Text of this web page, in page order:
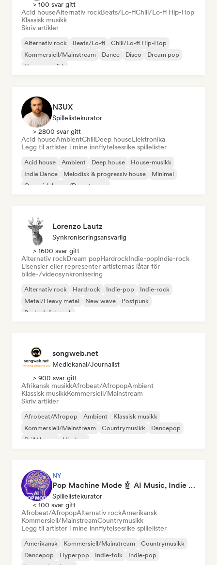
> 100 svar gitt
Acid houseAlternativ rockBeats/Lo-fiChill/Lo-fi Hip-Hop
Klassisk musikk
Skriv artikler
Alternativ rock Beats/Lo-fi
Chill/Lo-fi Hip-Hop
Kommersiell/Mainstream
Dance Disco
Dream pop
House-musikk
N3UX
Spillelistekurator
> 2800 svar gitt
Acid houseAmbientChillDeep houseElektronika
Legg til artister i mine innflytelsesrike spillelister
Acid house Ambient Deep house
House-musikk
Indie Dance
Melodisk & progressiv house
Minimal
Organisk house/Downtempo
Lorenzo Lautz
Synkroniseringsansvarlig
> 1600 svar gitt
Alternativ rockDream popHardrockIndie-popIndie-rock
Lisensier eller representer artisternas låtar för
bilde-/videosynkronisering
Alternativ rock Hardrock Indie-pop
Indie-rock
Metal/Heavy metal
New wave
Postpunk
Psykedelisk rock
songweb.net
Mediekanal/journalist
> 900 svar gitt
Afrikansk musikkAfrobeat/AfropopAmbient
Klassisk musikkKommersiell/Mainstream
Skriv artikler
Afrobeat/Afropop Ambient
Klassisk musikk
Kommersiell/Mainstream
Countrymusikk
Dancepop
Drill/Jersey
Hip-hop
NY
Pop Machine Mode 🤖 AI Music, Indie Pop & Dream Pop
Spillelistekurator
< 100 svar gitt
Afrobeat/AfropopAlternativ rockAmerikansk
Kommersiell/MainstreamCountrymusikk
Legg til artister i mine innflytelsesrike spillelister
Amerikansk Kommersiell/Mainstream
Countrymusikk
Dancepop
Hyperpop Indie-folk
Indie-pop